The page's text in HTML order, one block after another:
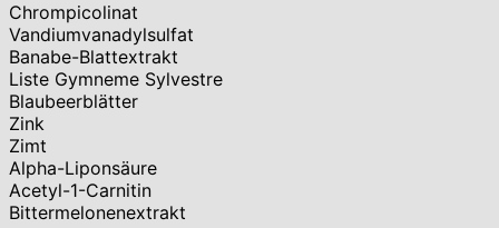
Chrompicolinat
Vandiumvanadylsulfat
Banabe-Blattextrakt
Liste Gymneme Sylvestre
Blaubeerblätter
Zink
Zimt
Alpha-Liponsäure
Acetyl-1-Carnitin
Bittermelonenextrakt